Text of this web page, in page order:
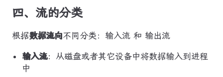
四、流的分类
根据数据流向不同分类：输入流 和 输出流
输入流：从磁盘或者其它设备中将数据输入到进程
中